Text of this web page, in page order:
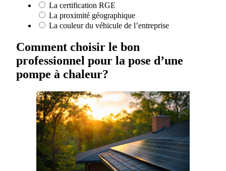
La certification RGE
La proximité géographique
La couleur du véhicule de l’entreprise
Comment choisir le bon
professionnel pour la pose d’une
pompe à chaleur?